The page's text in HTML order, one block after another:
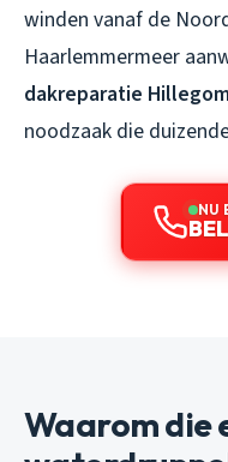
winden vanaf de
Haarlemmermeer
dakreparatie Hillegom
noodzaak die
NU
Waarom die